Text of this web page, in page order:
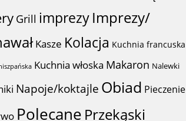
Grill imprezyImprezy/
Kasze Kolacja Kuchnia francuska
Kuchnia włoska Makaron Nalewki
Napoje/koktajle Obiad Pieczenie
Polecane Przekąski